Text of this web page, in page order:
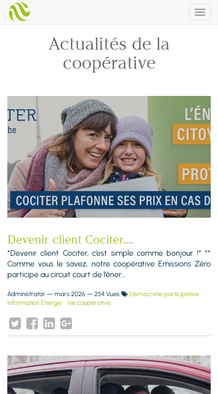
Actualités de la
coopérative
Devenir client Cociter....
*Devenir client Cociter, c’est simple comme bonjour !* **
Comme vous le savez, notre coopérative Emissions Zéro
participe au circuit court de l’éner...
Administrator — mars 2026 — 254 Vues
Démocratie participative
Information Énergie
Vie coopérative